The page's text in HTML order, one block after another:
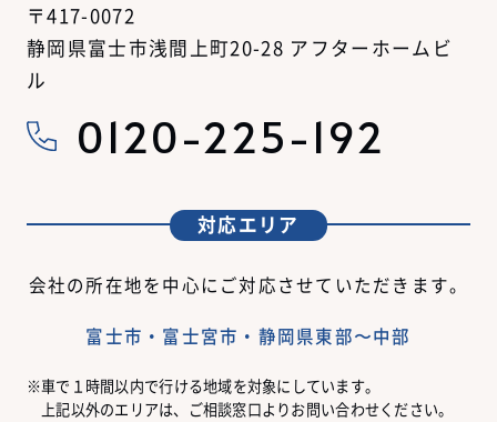
〒417-0072
静岡県富士市浅間上町20-28 アフターホームビ
ル
0120-225-192
対応エリア
会社の所在地を中心にご対応させていただきます。
富士市・富士宮市・静岡県東部〜中部
車で１時間以内で行ける地域を対象にしています。
上記以外のエリアは、ご相談窓口よりお問い合わせください。